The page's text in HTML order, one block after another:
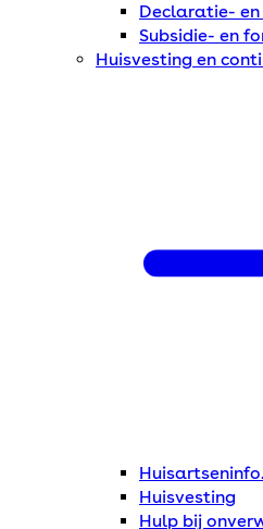
Declaratie-
Subsidie- en
Huisvesting en
Huisvesting
Hulp bij